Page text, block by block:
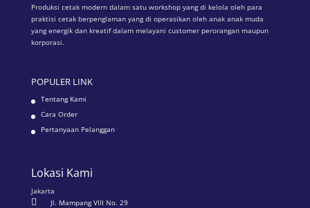
Produksi cetak modern dalam satu workshop yang di kelola oleh para
praktisi cetak berpenglaman yang di operasikan oleh anak anak muda
yang energik dan kreatif dalam melayani customer perorangan maupun
korporasi.
POPULER LINK
Tentang Kami
Cara Order
Pertanyaan Pelanggan
Lokasi Kami
Jakarta

Jl. Mampang VIII No. 29